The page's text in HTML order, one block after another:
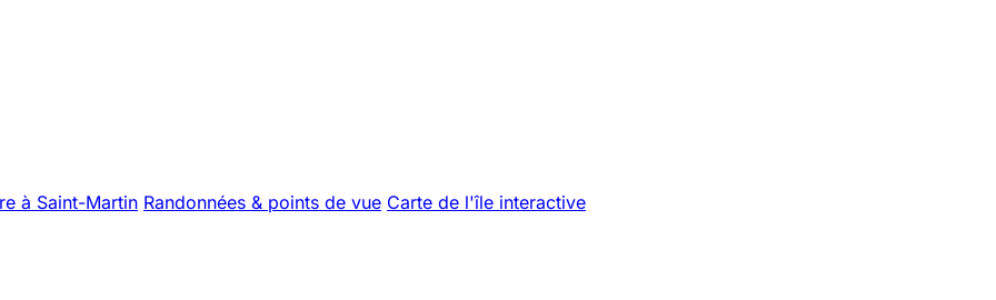
à Saint-Martin Randonnées & points de vue Carte de l'île interactive